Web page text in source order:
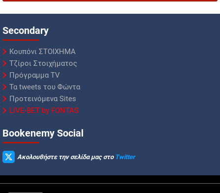
Secondary
Κουπόνι ΣΤΟΙΧΗΜΑ
Τζίροι Στοιχήματος
Πρόγραμμα TV
Τα tweets του Φώντα
Προτεινόμενα Sites
LIVE-BET by FONTAS
Βookenemy Social
Ακολουθήστε την σελίδα μας στο Twitter